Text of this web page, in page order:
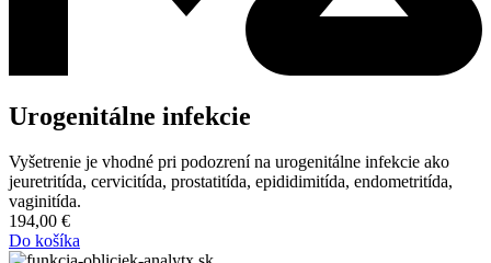
Urogenitálne infekcie
Vyšetrenie je vhodné pri podozrení na urogenitálne infekcie ako
jeuretritída, cervicitída, prostatitída, epididimitída, endometritída,
vaginitída.
194,00 €
Do košíka